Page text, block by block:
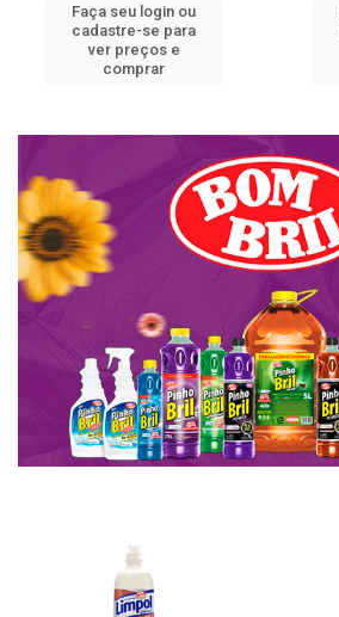
Faça seu login ou
cadastre-se para
ver preços e
comprar